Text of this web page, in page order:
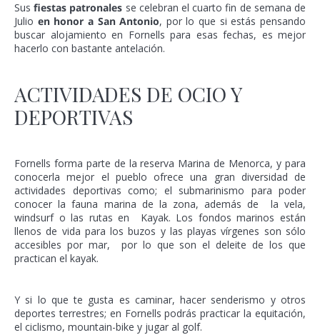
Susfiestas patronales se celebran el cuarto fin de semana de
Julio en honor a San Antonio, por lo que si estás pensando
buscar alojamiento en Fornells para esas fechas, es mejor
hacerlo con bastante antelación.
ACTIVIDADES DE OCIO Y
DEPORTIVAS
Fornells forma parte de la reserva Marina de Menorca, y para
conocerla mejor el pueblo ofrece una gran diversidad de
actividades deportivas como; el submarinismo para poder
conocer la fauna marina de la zona, además de la vela,
windsurf o las rutas en Kayak. Los fondos marinos están
llenos de vida para los buzos y las playas vírgenes son sólo
accesibles por mar, por lo que son el deleite de los que
practican el kayak.
Y si lo que te gusta es caminar, hacer senderismo y otros
deportes terrestres; en Fornells podrás practicar la equitación,
el ciclismo, mountain-bike y jugar al golf.